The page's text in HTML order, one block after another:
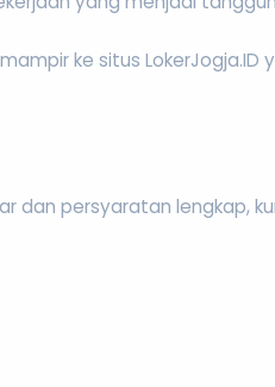
ke situs
dan persyaratan lengkap,